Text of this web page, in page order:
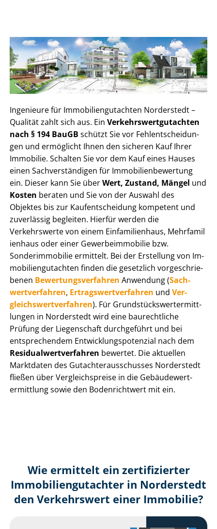
Ingenieure für Im­mo­bi­li­en­gut­ach­ten Norderstedt –
Qualität zahlt sich aus. Ein Ver­kehrs­wert­gut­ach­ten
nach § 194 BauGB schützt Sie vor Fehl­ent­schei­dun­
gen und ermöglicht Ihnen den sicheren Kauf Ihrer
Immobilie. Schalten Sie vor dem Kauf eines Hauses
einen Sach­ver­stän­di­gen für Im­mo­bi­li­en­be­wer­tung
ein. Dieser kann Sie überWert, Zustand, Mängel und
Kosten beraten und Sie von der Auswahl des
Objektes bis zur Kauf­ent­schei­dung kompetent und
zuverlässig begleiten. Hierfür werden die
Verkehrswerte von einem Einfamilienhaus, Mehr­fa­mi­l
i­en­haus oder einer Ge­wer­be­im­mo­bi­lie bzw.
Sonderimmobilie ermittelt. Bei der Erstellung von Im­
mo­bi­li­en­gut­ach­ten finden die gesetzlich vor­ge­schrie­
be­nen Be­wer­tungs­ver­fah­ren Anwendung (Sach­
wert­ver­fah­ren, Er­trags­wert­ver­fah­ren und Ver­
gleichs­wert­ver­fah­ren). Für Grund­stücks­wert­ermitt­
lun­gen in Norderstedt wird eine baurechtliche
Prüfung der Liegenschaft durchgeführt und bei
entsprechendem Ent­wick­lungs­po­ten­zi­al nach dem
Re­si­du­al­wert­ver­fah­ren bewertet. Die aktuellen
Marktdaten des Gut­ach­ter­aus­schus­ses Norderstedt
fließen über Ver­gleichs­prei­se in die Ge­bäu­de­wert­
ermitt­lung sowie den Bodenrichtwert mit ein.
Wie ermittelt ein zertifizierter
Immobilien­gutachter in Norderstedt
den Verkehrswert einer Immobilie?